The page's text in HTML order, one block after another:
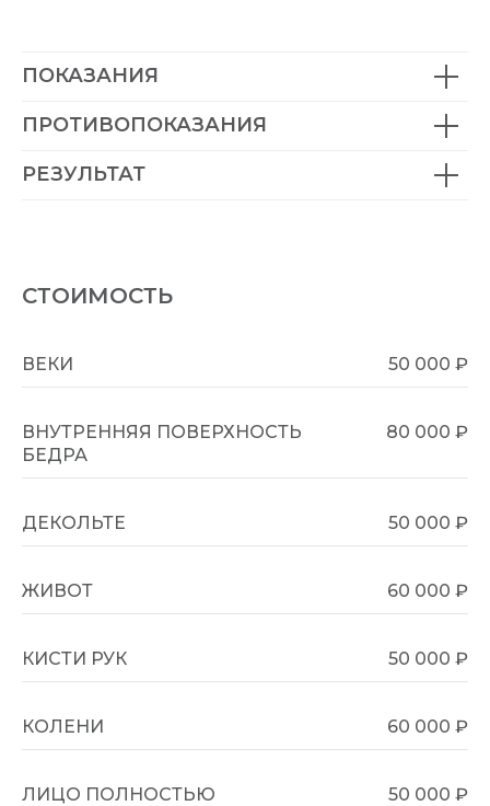
ПОКАЗАНИЯ
ПРОТИВОПОКАЗАНИЯ
РЕЗУЛЬТАТ
СТОИМОСТЬ
ВЕКИ 50 000 ₽
ВНУТРЕННЯЯ ПОВЕРХНОСТЬ
БЕДРА
80 000 ₽
ДЕКОЛЬТЕ 50 000 ₽
ЖИВОТ 60 000 ₽
КИСТИ РУК 50 000 ₽
КОЛЕНИ 60 000 ₽
ЛИЦО ПОЛНОСТЬЮ 50 000 ₽